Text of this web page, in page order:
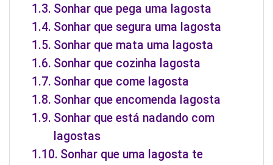
Sonhar que pega uma lagosta
Sonhar que segura uma lagosta
Sonhar que mata uma lagosta
Sonhar que cozinha lagosta
Sonhar que come lagosta
Sonhar que encomenda lagosta
Sonhar que está nadando com
lagostas
Sonhar que uma lagosta te